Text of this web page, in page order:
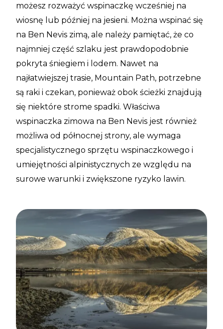
możesz rozważyć wspinaczkę wcześniej na
wiosnę lub później na jesieni. Można wspinać się
na Ben Nevis zimą, ale należy pamiętać, że co
najmniej część szlaku jest prawdopodobnie
pokryta śniegiem i lodem. Nawet na
najłatwiejszej trasie, Mountain Path, potrzebne
są raki i czekan, ponieważ obok ścieżki znajdują
się niektóre strome spadki. Właściwa
wspinaczka zimowa na Ben Nevis jest również
możliwa od północnej strony, ale wymaga
specjalistycznego sprzętu wspinaczkowego i
umiejętności alpinistycznych ze względu na
surowe warunki i zwiększone ryzyko lawin.